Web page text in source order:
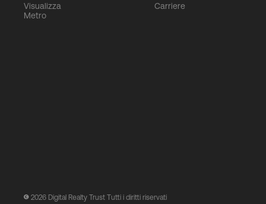
Visualizza
Metro
Carriere
2026 Digital Realty Trust Tutti i diritti riservati